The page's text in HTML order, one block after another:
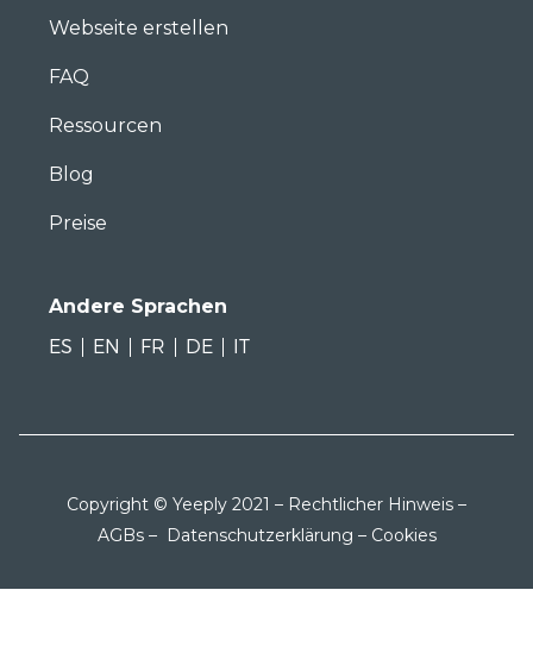
Webseite erstellen
FAQ
Ressourcen
Blog
Preise
Andere Sprachen
ES
EN FR DE IT
Copyright © Yeeply 2021 – Rechtlicher Hinweis –
AGBs– Datenschutzerklärung – Cookies